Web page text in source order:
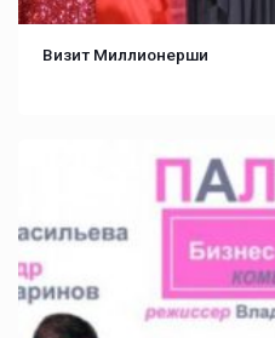
Визит Миллионерши